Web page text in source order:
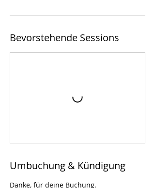
Bevorstehende Sessions
Umbuchung & Kündigung
Danke, für deine Buchung.